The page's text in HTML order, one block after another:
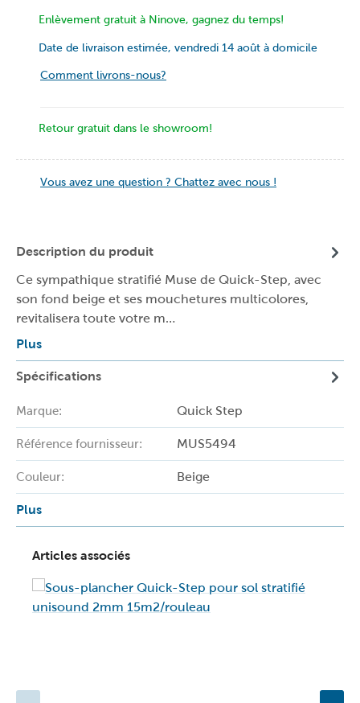
Enlèvement gratuit à Ninove, gagnez du temps!
Date de livraison estimée, vendredi 14 août à domicile
Comment livrons-nous?
Retour gratuit dans le showroom!
Vous avez une question ? Chattez avec nous !
Description du produit
Ce sympathique stratifié Muse de Quick-Step, avec
son fond beige et ses mouchetures multicolores,
revitalisera toute votre m…
Plus
Spécifications
Marque: Quick Step
Référence fournisseur: MUS5494
Couleur: Beige
Plus
Articles associés